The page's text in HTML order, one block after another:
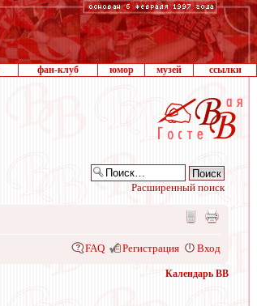
фан-клуб юмор музей ссылки
Расширенный поиск
FAQ Регистрация Вход
Календарь ВВ